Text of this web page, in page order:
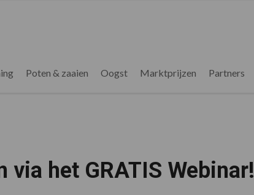
Poten & zaaien Oogst Marktprijzen Partners
het GRATIS Webinar!